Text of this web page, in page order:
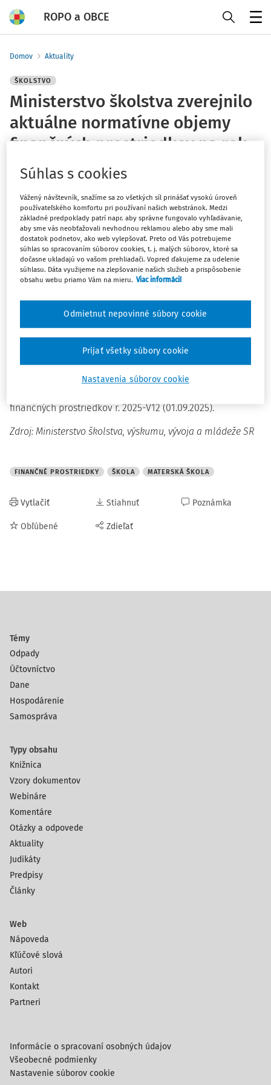
ROPO a OBCE
Domov Aktuality
ŠKOLSTVO
Ministerstvo školstva zverejnilo
aktuálne normatívne objemy
finančných prostriedkov na rok
2025
Vydané:3. 9. 2025
1 minúta čítania
Zmeny predstavujú poskytnutie finančných prostriedkov
zriaďovateľom, ktorí vstúpili do dohodovacieho konania
podľa § 8c ods. 1 písm. a) zákona č. 597/2003 Z. z. o
financovaní základných škôl, stredných škôl a školských
zariadení v súvislosti so zvýšením platových taríf
zamestnancov pri výkone práce vo verejnom záujme od
1. 9. 2025 o 7 %.
Tabuľku nájdete na stránke Ministerstva školstva, výskumu,
vývoja a mládeže SR -včasti normatívne financovanie
finančných prostriedkov r. 2025-V12 (01.09.2025).
Zdroj: Ministerstvo školstva, výskumu, vývoja a mládeže SR
FINANČNÉ PROSTRIEDKY ŠKOLA MATERSKÁ ŠKOLA
Vytlačiť
Obľúbené
Stiahnuť
Zdieľať
Poznámka
Témy
Odpady
Účtovníctvo
Dane
Hospodárenie
Samospráva
Typy obsahu
Knižnica
Vzory dokumentov
Webináre
Komentáre
Otázky a odpovede
Aktuality
Judikáty
Predpisy
Články
Web
Nápoveda
Kľúčové slová
Autori
Kontakt
Partneri
Informácie o spracovaní osobných údajov
Všeobecné podmienky
Nastavenie súborov cookie
Súhlas s cookies
Vážený návštevník, snažíme sa zo všetkých síl prinášať vysokú úroveň
používateľského komfortu pri používaní našich webstránok. Medzi
základné predpoklady patrí napr. aby správne fungovalo vyhľadávanie,
aby sme vás neobťažovali nevhodnou reklamou alebo aby sme mali
dostatok podnetov, ako web vylepšovať. Preto od Vás potrebujeme
súhlas so spracovaním súborov cookies, t. j. malých súborov, ktoré sa
dočasne ukladajú vo vašom prehliadači. Vopred ďakujeme za udelenie
súhlasu. Dáta využijeme na zlepšovanie našich služieb a prispôsobenie
obsahu webu priamo Vám na mieru. Viac informácií
Nastavenia súborov cookie
Odmietnut nepovinné súbory cookie
Prijať všetky súbory cookie